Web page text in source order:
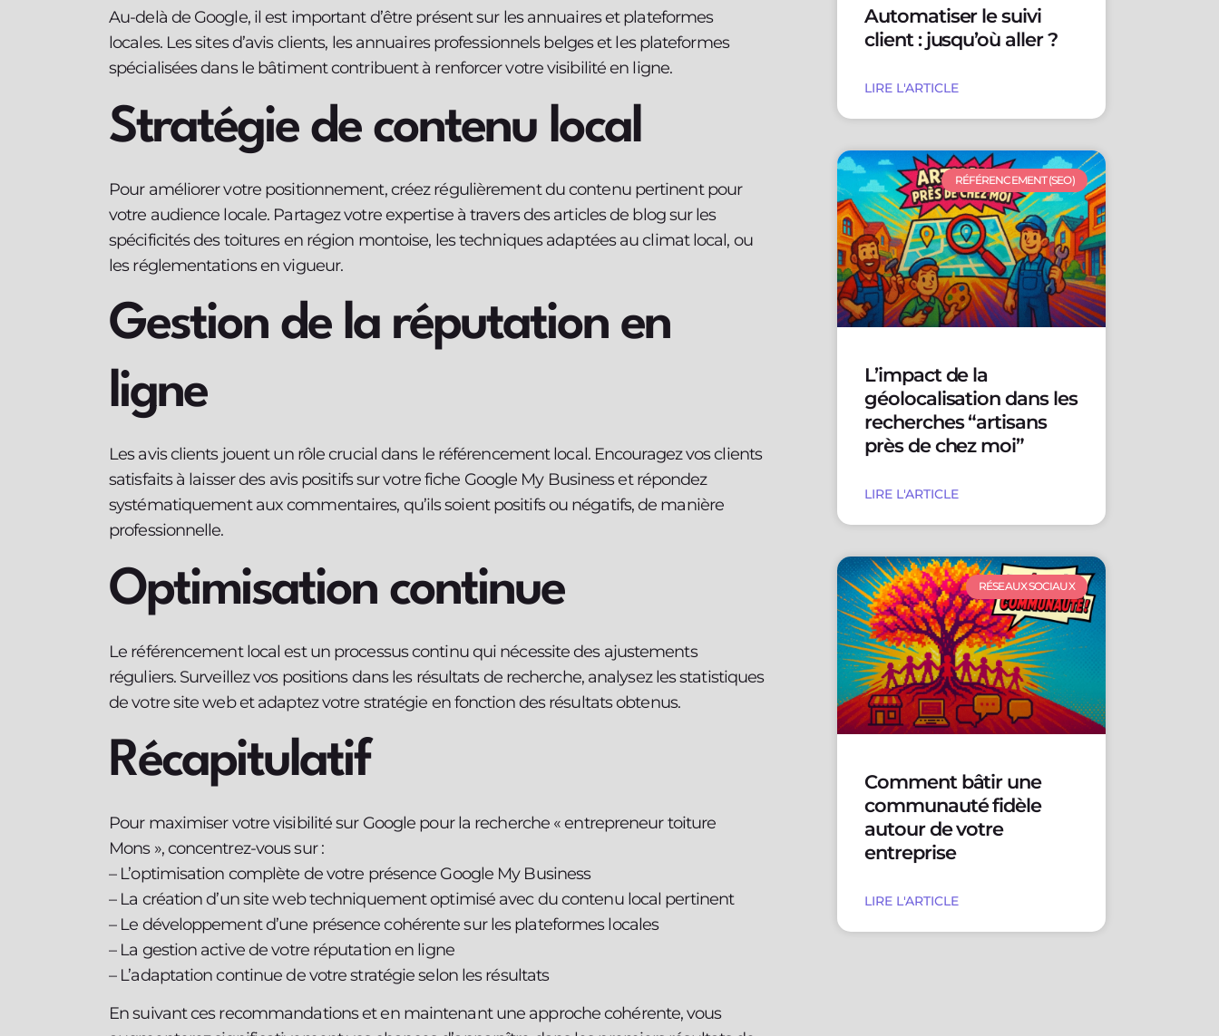
Au-delà de Google, il est important d’être présent sur les annuaires et plateformes
locales. Les sites d’avis clients, les annuaires professionnels belges et les plateformes
spécialisées dans le bâtiment contribuent à renforcer votre visibilité en ligne.
Stratégie de contenu local
Pour améliorer votre positionnement, créez régulièrement du contenu pertinent pour
votre audience locale. Partagez votre expertise à travers des articles de blog sur les
spécificités des toitures en région montoise, les techniques adaptées au climat local, ou
les réglementations en vigueur.
Gestion de la réputation en
ligne
Les avis clients jouent un rôle crucial dans le référencement local. Encouragez vos clients
satisfaits à laisser des avis positifs sur votre fiche Google My Business et répondez
systématiquement aux commentaires, qu’ils soient positifs ou négatifs, de manière
professionnelle.
Optimisation continue
Le référencement local est un processus continu qui nécessite des ajustements
réguliers. Surveillez vos positions dans les résultats de recherche, analysez les statistiques
de votre site web et adaptez votre stratégie en fonction des résultats obtenus.
Récapitulatif
Pour maximiser votre visibilité sur Google pour la recherche « entrepreneur toiture
Mons », concentrez-vous sur :
– L’optimisation complète de votre présence Google My Business
– La création d’un site web techniquement optimisé avec du contenu local pertinent
– Le développement d’une présence cohérente sur les plateformes locales
– La gestion active de votre réputation en ligne
– L’adaptation continue de votre stratégie selon les résultats
En suivant ces recommandations et en maintenant une approche cohérente, vous
Automatiser le suivi
client : jusqu’où aller ?
LIRE L'ARTICLE
RÉFÉRENCEMENT (SEO)
L’impact de la
géolocalisation dans les
recherches “artisans
près de chez moi”
LIRE L'ARTICLE
RÉSEAUX SOCIAUX
Comment bâtir une
communauté fidèle
autour de votre
entreprise
LIRE L'ARTICLE